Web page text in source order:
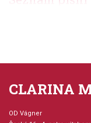
Toccata -
Fuga C dur de
Pastorela C dur
Fuga C dur (Brixi
CLARINA
OD Vágner